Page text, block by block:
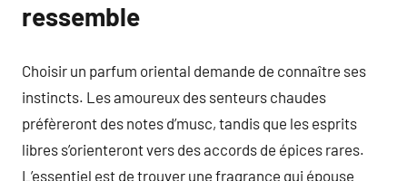
ressemble
Choisir un parfum oriental demande de connaître ses
instincts. Les amoureux des senteurs chaudes
préfèreront des notes d’musc, tandis que les esprits
libres s’orienteront vers des accords de épices rares.
L’essentiel est de trouver une fragrance qui épouse